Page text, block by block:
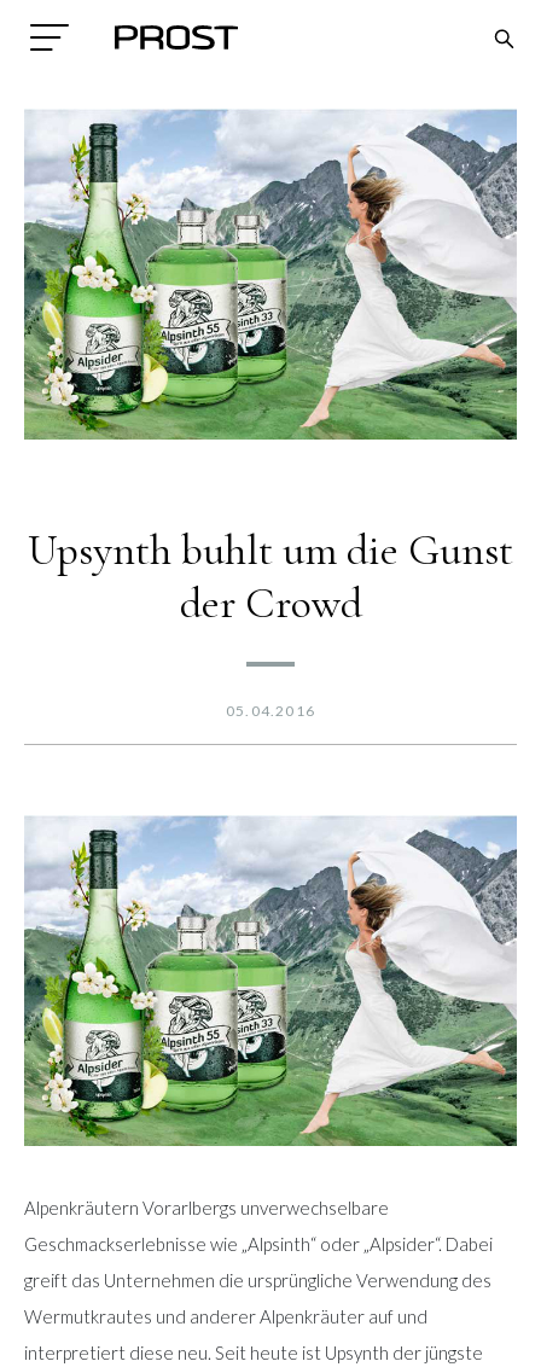
Search
Upsynth buhlt um die Gunst
der Crowd
05.04.2016
Alpenkräutern Vorarlbergs unverwechselbare
Geschmackserlebnisse wie „Alpsinth“ oder „Alpsider“. Dabei
greift das Unternehmen die ursprüngliche Verwendung des
Wermutkrautes und anderer Alpenkräuter auf und
interpretiert diese neu. Seit heute ist Upsynth der jüngste